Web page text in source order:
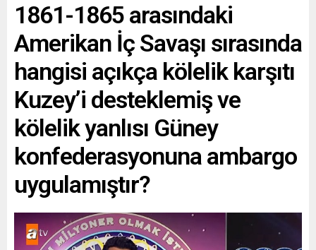
1861-1865 arasındaki
Amerikan İç Savaşı sırasında
hangisi açıkça kölelik karşıtı
Kuzey’i desteklemiş ve
kölelik yanlısı Güney
konfederasyonuna ambargo
uygulamıştır?